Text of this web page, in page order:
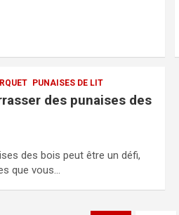
PUNAISES DE LIT
des punaises des
des bois peut être un défi,
que vous…